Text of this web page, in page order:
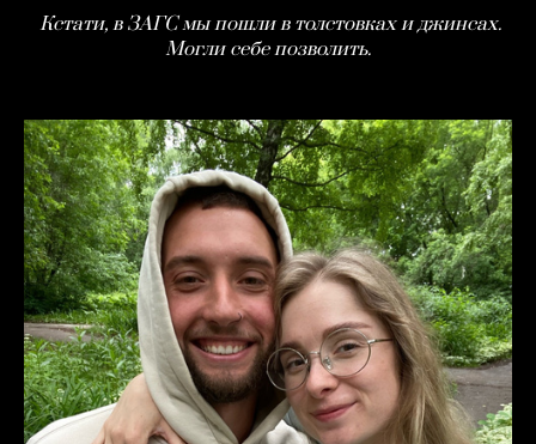
Кстати, в ЗАГС мы пошли в толстовках и джинсах.
Могли себе позволить.